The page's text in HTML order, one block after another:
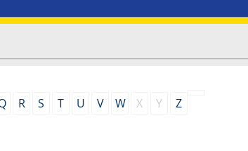
R S T U V W X Y Z